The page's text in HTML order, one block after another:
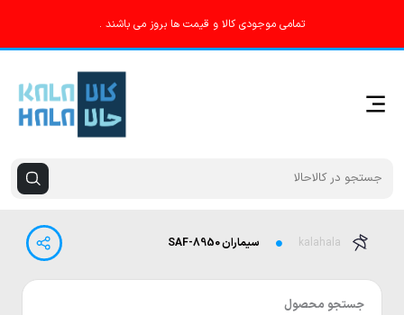
تمامی موجودی کالا و قیمت ها بروز می باشند .
kalahala سیماران SAF-8950
جستجو محصول